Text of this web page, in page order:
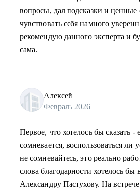
вопросы, дал подсказки и ценные
чувствовать себя намного
рекомендую данного эксперта и
сама.
Алексей
Февраль 2026
Первое, что хотелось бы сказать -
сомневается, воспользоваться ли
не сомневайтесь, это реально
слова благодарности хотелось бы
Александру Пастухову. На встрече